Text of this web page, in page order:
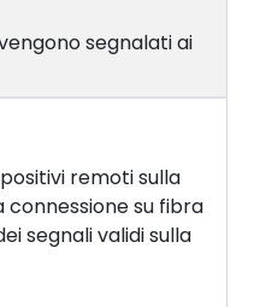
segnalati ai
remoti sulla
su fibra
segnali validi sulla